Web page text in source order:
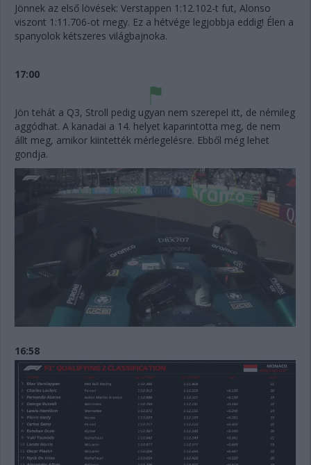
Jönnek az első lövések: Verstappen 1:12.102-t fut, Alonso
viszont 1:11.706-ot megy. Ez a hétvége legjobbja eddig! Élen a
spanyolok kétszeres világbajnoka.
17:00
Jön tehát a Q3, Stroll pedig ugyan nem szerepel itt, de némileg
aggódhat. A kanadai a 14. helyet kaparintotta meg, de nem
állt meg, amikor kiintették mérlegelésre. Ebből még lehet
gondja.
16:58